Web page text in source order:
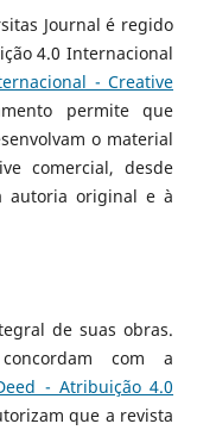
Journal é regido
4.0 Internacional
- Creative
permite que
o material
comercial, desde
autoria original e à
de suas obras.
com a
- Atribuição 4.0
que a revista